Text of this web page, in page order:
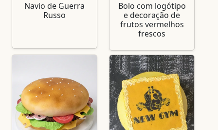
Navio de Guerra
Russo
Bolo com logótipo
e decoração de
frutos vermelhos
frescos